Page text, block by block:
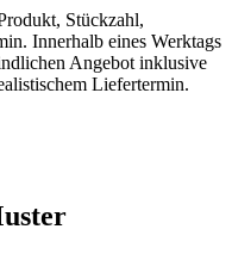
Stückzahl,
Innerhalb eines Werktags
Angebot inklusive
Liefertermin.